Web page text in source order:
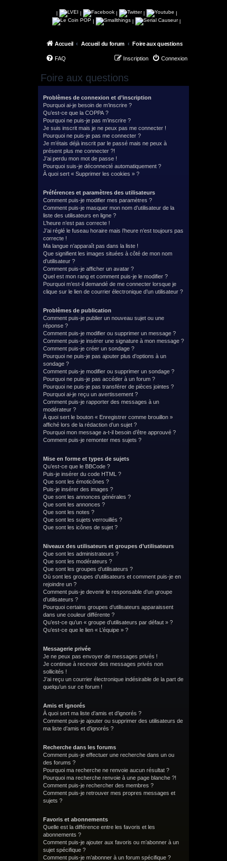
| | | |
|
|
| |
Accueil Accueil du forum Foire aux questions
FAQ Connexion
Inscription
Foire aux questions
Problèmes de connexion et d’inscription
Pourquoi ai-je besoin de m’inscrire ?
Qu’est-ce que la COPPA ?
Pourquoi ne puis-je pas m’inscrire ?
Je suis inscrit mais je ne peux pas me connecter !
Pourquoi ne puis-je pas me connecter ?
Je m’étais déjà inscrit par le passé mais ne peux à
présent plus me connecter ?!
J’ai perdu mon mot de passe !
Pourquoi suis-je déconnecté automatiquement ?
À quoi sert « Supprimer les cookies » ?
Préférences et paramètres des utilisateurs
Comment puis-je modifier mes paramètres ?
Comment puis-je masquer mon nom d’utilisateur de la
liste des utilisateurs en ligne ?
L’heure n’est pas correcte !
J’ai réglé le fuseau horaire mais l’heure n’est toujours pas
correcte !
Ma langue n’apparaît pas dans la liste !
Que signifient les images situées à côté de mon nom
d’utilisateur ?
Comment puis-je afficher un avatar ?
Quel est mon rang et comment puis-je le modifier ?
Pourquoi m’est-il demandé de me connecter lorsque je
clique sur le lien de courrier électronique d’un utilisateur ?
Problèmes de publication
Comment puis-je publier un nouveau sujet ou une
réponse ?
Comment puis-je modifier ou supprimer un message ?
Comment puis-je insérer une signature à mon message ?
Comment puis-je créer un sondage ?
Pourquoi ne puis-je pas ajouter plus d’options à un
sondage ?
Comment puis-je modifier ou supprimer un sondage ?
Pourquoi ne puis-je pas accéder à un forum ?
Pourquoi ne puis-je pas transférer de pièces jointes ?
Pourquoi ai-je reçu un avertissement ?
Comment puis-je rapporter des messages à un
modérateur ?
À quoi sert le bouton « Enregistrer comme brouillon »
affiché lors de la rédaction d’un sujet ?
Pourquoi mon message a-t-il besoin d’être approuvé ?
Comment puis-je remonter mes sujets ?
Mise en forme et types de sujets
Qu’est-ce que le BBCode ?
Puis-je insérer du code HTML ?
Que sont les émoticônes ?
Puis-je insérer des images ?
Que sont les annonces générales ?
Que sont les annonces ?
Que sont les notes ?
Que sont les sujets verrouillés ?
Que sont les icônes de sujet ?
Niveaux des utilisateurs et groupes d’utilisateurs
Que sont les administrateurs ?
Que sont les modérateurs ?
Que sont les groupes d’utilisateurs ?
Où sont les groupes d’utilisateurs et comment puis-je en
rejoindre un ?
Comment puis-je devenir le responsable d’un groupe
d’utilisateurs ?
Pourquoi certains groupes d’utilisateurs apparaissent
dans une couleur différente ?
Qu’est-ce qu’un « groupe d’utilisateurs par défaut » ?
Qu’est-ce que le lien « L’équipe » ?
Messagerie privée
Je ne peux pas envoyer de messages privés !
Je continue à recevoir des messages privés non
sollicités !
J’ai reçu un courrier électronique indésirable de la part de
quelqu’un sur ce forum !
Amis et ignorés
À quoi sert ma liste d’amis et d’ignorés ?
Comment puis-je ajouter ou supprimer des utilisateurs de
ma liste d’amis et d’ignorés ?
Recherche dans les forums
Comment puis-je effectuer une recherche dans un ou
des forums ?
Pourquoi ma recherche ne renvoie aucun résultat ?
Pourquoi ma recherche renvoie à une page blanche ?!
Comment puis-je rechercher des membres ?
Comment puis-je retrouver mes propres messages et
sujets ?
Favoris et abonnements
Quelle est la différence entre les favoris et les
abonnements ?
Comment puis-je ajouter aux favoris ou m’abonner à un
sujet spécifique ?
Comment puis-je m’abonner à un forum spécifique ?